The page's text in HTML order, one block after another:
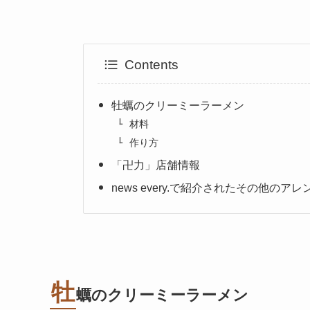
Contents
牡蠣のクリーミーラーメン
材料
作り方
「卍力」店舗情報
news every.で紹介されたその他のアレ
牡蠣のクリーミーラーメン